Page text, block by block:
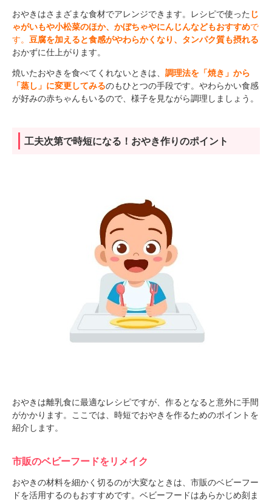
おやきはさまざまな食材でアレンジできます。レシピで使った じ
ゃがいもや小松菜のほか、かぼちゃやにんじんなどもおすすめで
す。 豆腐を加えると食感がやわらかくなり、タンパク質も摂れる
おかずに仕上がります。
焼いたおやきを食べてくれないときは、 調理法を「焼き」から
「蒸し」に変更してみるのもひとつの手段です。やわらかい食感
が好みの赤ちゃんもいるので、様子を見ながら調理しましょう。
工夫次第で時短になる！おやき作りのポイント
おやきは離乳食に最適なレシピですが、作るとなると意外に手間
がかかります。ここでは、時短でおやきを作るためのポイントを
紹介します。
市販のベビーフードをリメイク
おやきの材料を細かく切るのが大変なときは、市販のベビーフー
ドを活用するのもおすすめです。ベビーフードはあらかじめ刻ま